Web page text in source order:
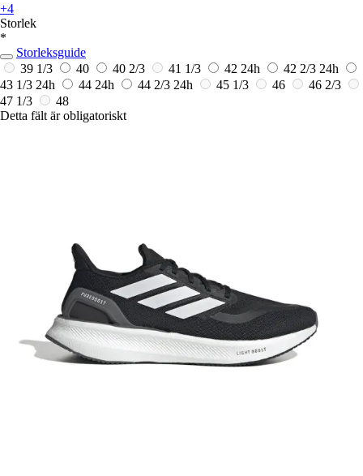
+4
Storlek
*
Storleksguide
39 1/3
40 40 2/3 41 1/3 42 24h 42 2/3 24h
43 1/3 24h 44 24h 44 2/3 24h 45 1/3 46
46 2/3
47 1/3
48
Detta fält är obligatoriskt